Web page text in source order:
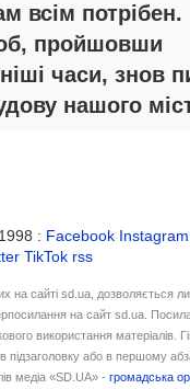
всім потрібен.
пройшовши
часи, знов
нашого
: Facebook Instagram
TikTok rss
на сайті sd.ua, дозволяється
на сайт sd.ua.
використання матеріалів.
або в першому
медіа «SD.UA» -громадська